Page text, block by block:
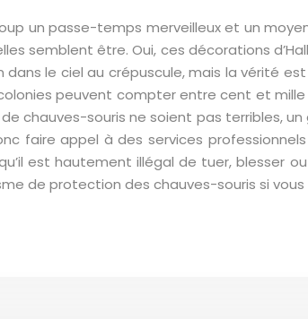
un passe-temps merveilleux et un
semblent être. Oui, ces décorations
le ciel au crépuscule, mais la vérité
peuvent compter entre cent et
chauves-souris ne soient pas terribles,
faire appel à des services
est hautement illégal de tuer, blesser
de protection des chauves-souris si